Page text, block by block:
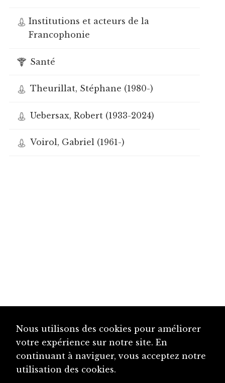
Institutions et acteurs de la
Francophonie
Santé
Theurillat, Stéphane (1980-)
Uebersax, Robert (1933-2024)
Voirol, Gabriel (1961-)
Nous utilisons des cookies pour améliorer
votre expérience sur notre site. En
continuant à naviguer, vous acceptez notre
utilisation des cookies.